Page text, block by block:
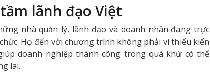
lãnh đạo Việt
nhà quản lý, lãnh đạo và doanh nhân đang trực
Họ đến với chương trình không phải vì thiếu kiến
doanh nghiệp thành công trong quá khứ có thể
lai.